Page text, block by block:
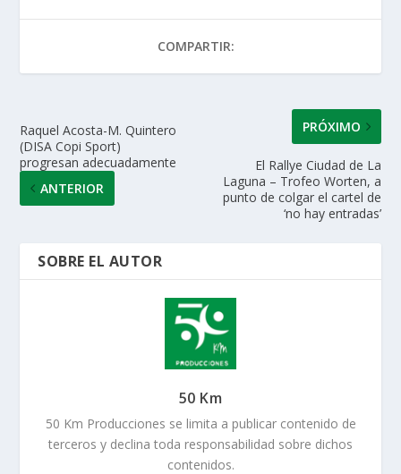
A
p
o
k
dI
n
ar
r
COMPARTIR:
Raquel Acosta-M. Quintero
(DISA Copi Sport)
progresan adecuadamente
ANTERIOR
PRÓXIMO
El Rallye Ciudad de La
Laguna – Trofeo Worten, a
punto de colgar el cartel de
‘no hay entradas’
SOBRE EL AUTOR
50 Km
50 Km Producciones se limita a publicar contenido de
terceros y declina toda responsabilidad sobre dichos
contenidos.